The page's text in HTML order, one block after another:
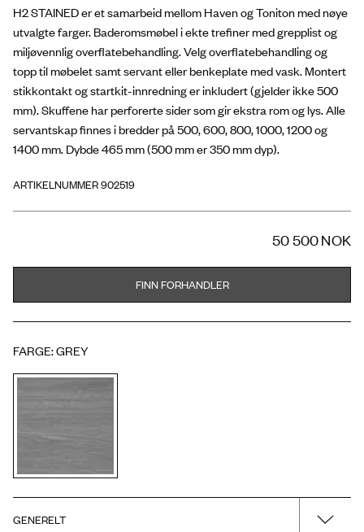
H2 STAINED er et samarbeid mellom Haven og Toniton med nøye
utvalgte farger. Baderomsmøbel i ekte trefiner med grepplist og
miljøvennlig overflatebehandling. Velg overflatebehandling og
topp til møbelet samt servant eller benkeplate med vask. Montert
stikkontakt og startkit-innredning er inkludert (gjelder ikke 500
mm). Skuffene har perforerte sider som gir ekstra rom og lys. Alle
servantskap finnes i bredder på 500, 600, 800, 1000, 1200 og
1400 mm. Dybde 465 mm (500 mm er 350 mm dyp).
ARTIKELNUMMER 902519
50 500 NOK
FINN FORHANDLER
FARGE:GREY
GENERELT